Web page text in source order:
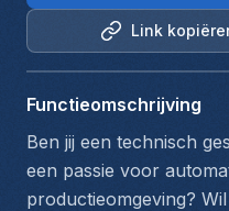
Link
Functieomschrijving
Ben jij een technisch
een passie voor
productieomgeving?